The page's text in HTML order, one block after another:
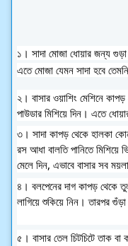
১। সাদা মোজা ধোয়ার জন্য গুড়া
এতে মোজা যেমন সাদা হবে
২। বাসার ওয়াশিং মেশিনে
পাউডার মিশিয়ে দিন। এতে
৩। সাদা কাপড় থেকে হালকা
রস আধা বালতি পানিতে মিশিয়ে
মেলে দিন, এভাবে বাসার সব
৪। বলপেনের দাগ কাপড় থেকে
লাগিয়ে শুকিয়ে নিন। তারপর
৫। বাসার তেল চিটচিটে তাক বা